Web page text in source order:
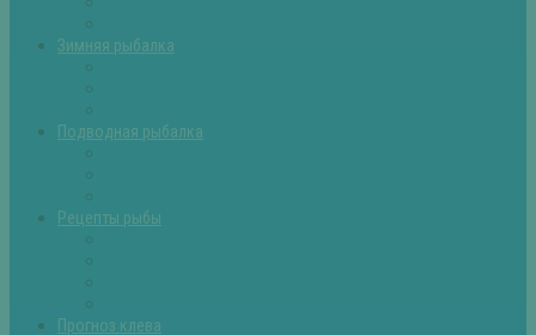
Зимняя рыбалка
Подводная рыбалка
Рецепты рыбы
Прогноз клева